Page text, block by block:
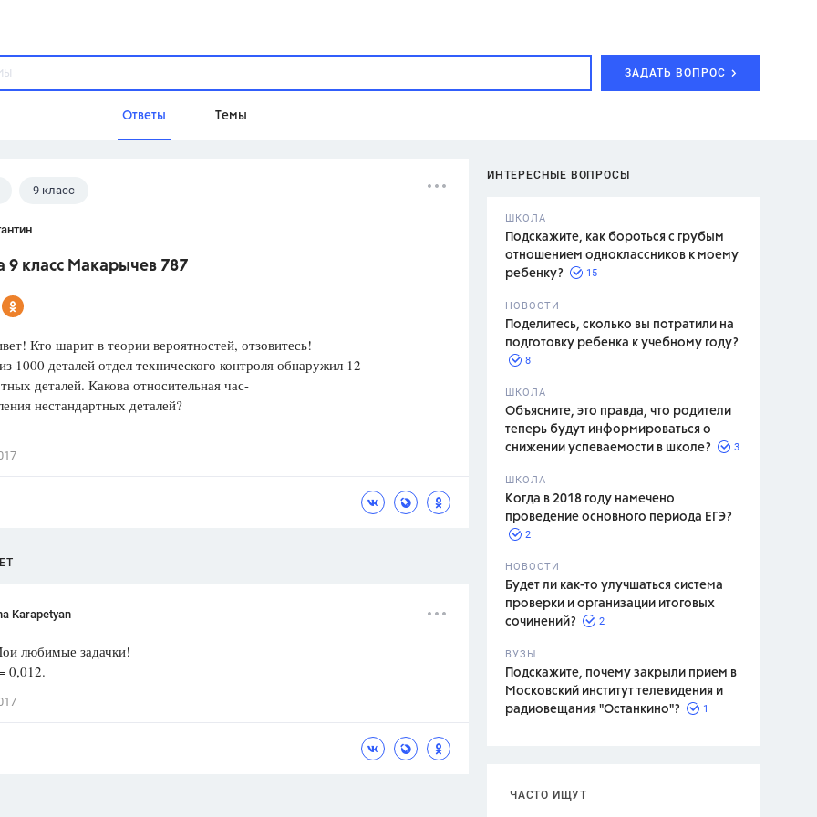
ЗАДАТЬ ВОПРОС
Ответы Темы
Разумовская М.М.,
Красота, Воспитание
ИНТЕРЕСНЫЕ ВОПРОСЫ
ШКОЛА
Подскажите, как бороться с грубым
отношением одноклассников к моему
ребенку?
15
НОВОСТИ
Поделитесь, сколько вы потратили на
подготовку ребенка к учебному году?
8
ШКОЛА
Объясните, это правда, что родители
теперь будут информироваться о
снижении успеваемости в школе?
3
ШКОЛА
Когда в 2018 году намечено
проведение основного периода ЕГЭ?
2
НОВОСТИ
Будет ли как-то улучшаться система
проверки и организации итоговых
сочинений?
2
ВУЗЫ
Подскажите, почему закрыли прием в
Московский институт телевидения и
радиовещания "Останкино"?
1
ЧАСТО ИЩУТ
9 класс
9 класс Макарычев 787
Кто шарит в теории вероятностей, отзовитесь!
1000 деталей отдел технического контроля обнаружил 12
деталей. Какова относительная час-
нестандартных деталей?
Karapetyan
любимые задачки!
0,012.